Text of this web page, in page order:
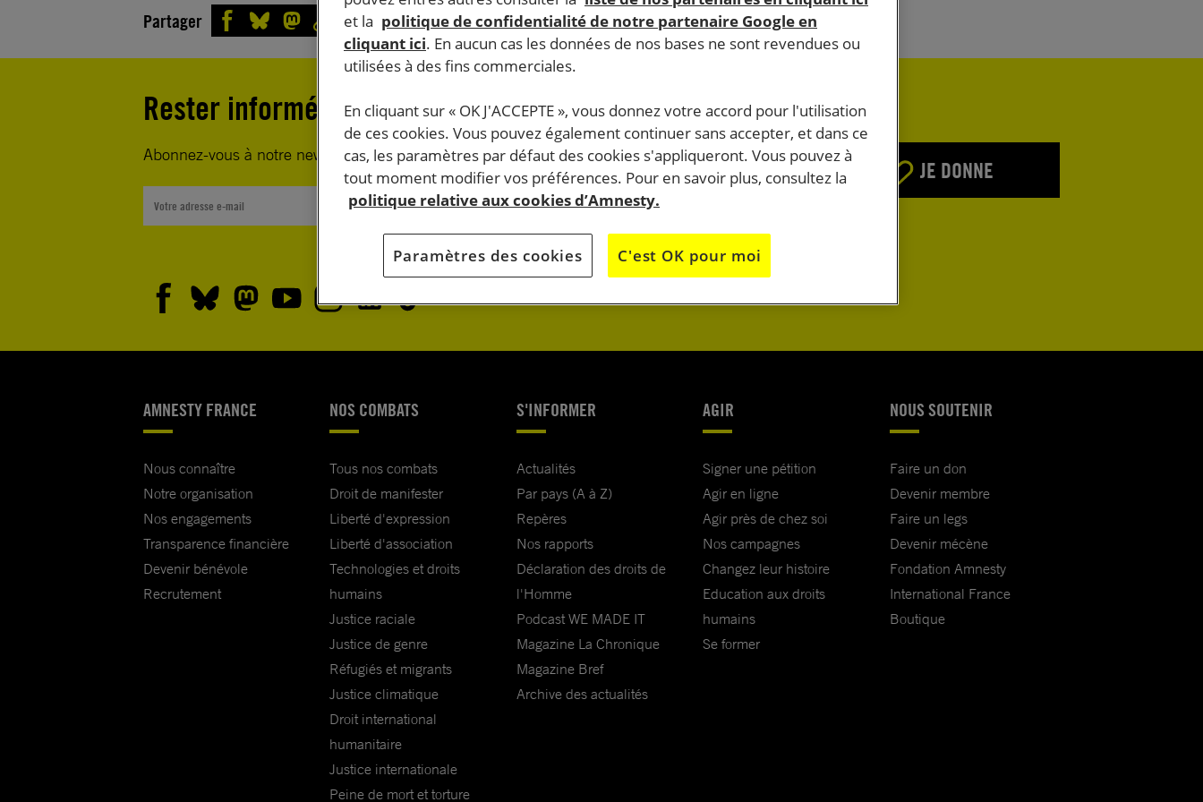
Partager
Rester informé·e
Abonnez-vous à notre newsletter hebdo.
OK
J’AGIS JE DONNE
JE M’ENGAGE
AMNESTY FRANCE
Nous connaître
Notre organisation
Nos engagements
Transparence financière
Devenir bénévole
Recrutement
NOS COMBATS
Tous nos combats
Droit de manifester
Liberté d'expression
Liberté d'association
Technologies et droits
humains
Justice raciale
Justice de genre
Réfugiés et migrants
Justice climatique
Droit international
humanitaire
Justice internationale
Peine de mort et torture
S'INFORMER
Actualités
Par pays (A à Z)
Repères
Nos rapports
Déclaration des droits de
l'Homme
Podcast WE MADE IT
Magazine La Chronique
Magazine Bref
Archive des actualités
AGIR
Signer une pétition
Agir en ligne
Agir près de chez soi
Nos campagnes
Changez leur histoire
Education aux droits
humains
Se former
NOUS SOUTENIR
Faire un don
Devenir membre
Faire un legs
Devenir mécène
Fondation Amnesty
International France
Boutique
et la politique de confidentialité de notre partenaire Google en
cliquant ici. En aucun cas les données de nos bases ne sont revendues ou
utilisées à des fins commerciales.
En cliquant sur « OK J'ACCEPTE », vous donnez votre accord pour l'utilisation
de ces cookies. Vous pouvez également continuer sans accepter, et dans ce
cas, les paramètres par défaut des cookies s'appliqueront. Vous pouvez à
tout moment modifier vos préférences. Pour en savoir plus, consultez la
politique relative aux cookies d’Amnesty.
Paramètres des cookies C'est OK pour moi